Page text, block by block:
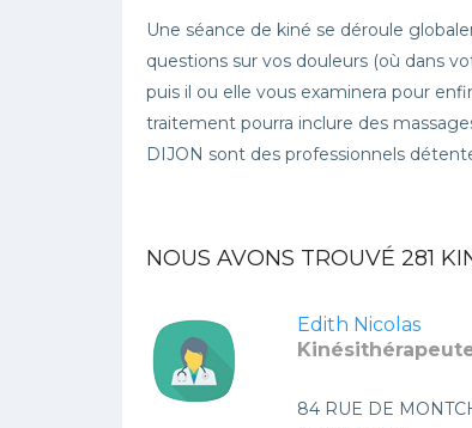
Une séance de kiné se déroule
questions sur vos douleurs (où dans
puis il ou elle vous examinera pour
traitement pourra inclure des
DIJON sont des professionnels
NOUS AVONS TROUVÉ 281
Edith Nicolas
84 RUE DE